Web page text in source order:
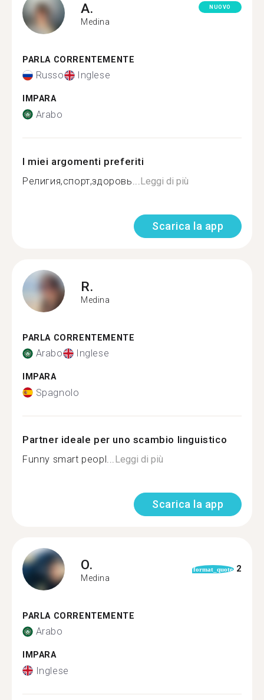
A.
Medina
NUOVO
PARLA CORRENTEMENTE
Russo Inglese
IMPARA
Arabo
I miei argomenti preferiti
Религия,спорт,здоровь... Leggi di più
Scarica la app
R.
Medina
PARLA CORRENTEMENTE
Arabo Inglese
IMPARA
Spagnolo
Partner ideale per uno scambio linguistico
Funny smart peopl... Leggi di più
Scarica la app
O.
Medina
format_quote 2
PARLA CORRENTEMENTE
Arabo
IMPARA
Inglese